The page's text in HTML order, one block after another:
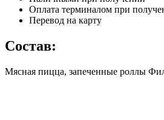
Оплата терминалом при
Перевод на карту
Состав:
Мясная пицца, запеченные роллы